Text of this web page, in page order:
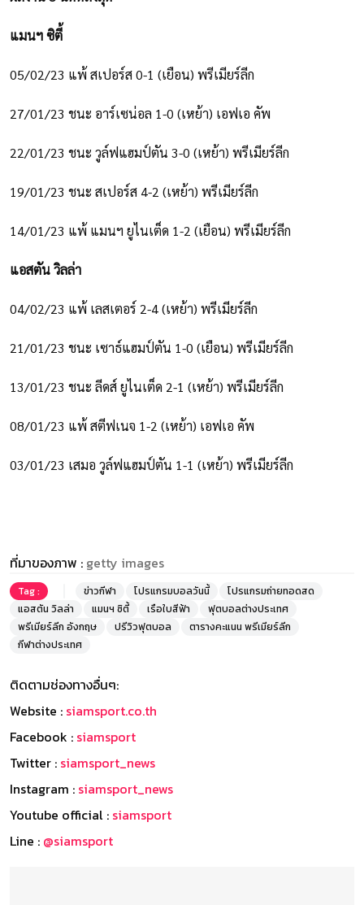
แมนฯ ซิตี้
05/02/23 แพ้ สเปอร์ส 0-1 (เยือน) พรีเมียร์ลีก
27/01/23 ชนะ อาร์เซน่อล 1-0 (เหย้า) เอฟเอ คัพ
22/01/23 ชนะ วูล์ฟแฮมป์ตัน 3-0 (เหย้า) พรีเมียร์ลีก
19/01/23 ชนะ สเปอร์ส 4-2 (เหย้า) พรีเมียร์ลีก
14/01/23 แพ้ แมนฯ ยูไนเต็ด 1-2 (เยือน) พรีเมียร์ลีก
แอสตัน วิลล่า
04/02/23 แพ้ เลสเตอร์ 2-4 (เหย้า) พรีเมียร์ลีก
21/01/23 ชนะ เซาธ์แฮมป์ตัน 1-0 (เยือน) พรีเมียร์ลีก
13/01/23 ชนะ ลีดส์ ยูไนเต็ด 2-1 (เหย้า) พรีเมียร์ลีก
08/01/23 แพ้ สตีฟเนจ 1-2 (เหย้า) เอฟเอ คัพ
03/01/23 เสมอ วูล์ฟแฮมป์ตัน 1-1 (เหย้า) พรีเมียร์ลีก
ที่มาของภาพ : getty images
Tag : ข่าวกีฬา โปรแกรมบอลวันนี้
โปรแกรมถ่ายทอดสด
แอสตัน วิลล่า
แมนฯ ซิตี้ เรือใบสีฟ้า
ฟุตบอลต่างประเทศ
พรีเมียร์ลีก อังกฤษ
ปรีวิวฟุตบอล
ตารางคะแนน พรีเมียร์ลีก
กีฬาต่างประเทศ
ติดตามช่องทางอื่นๆ:
Website : siamsport.co.th
Facebook : siamsport
Twitter : siamsport_news
Instagram : siamsport_news
Youtube official : siamsport
Line : @siamsport